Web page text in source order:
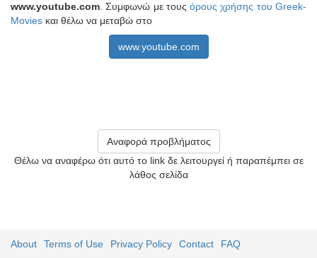
www.youtube.com . Συμφωνώ με τουςόρους χρήσης του Greek-
Movies και θέλω να μεταβώ στο
www.youtube.com
Αναφορά προβλήματος
Θέλω να αναφέρω ότι αυτό το link δε λειτουργεί ή παραπέμπει σε
λάθος σελίδα
About Terms of Use Privacy Policy Contact FAQ